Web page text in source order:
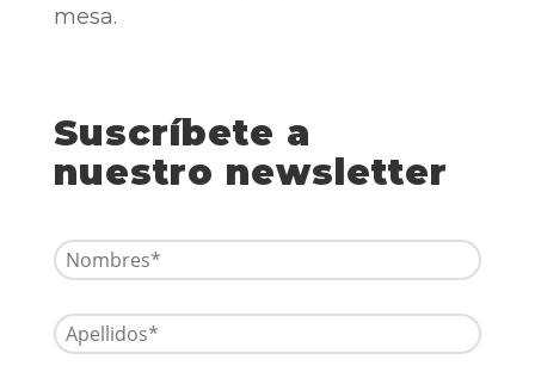
mesa.
Suscríbete a
nuestro newsletter